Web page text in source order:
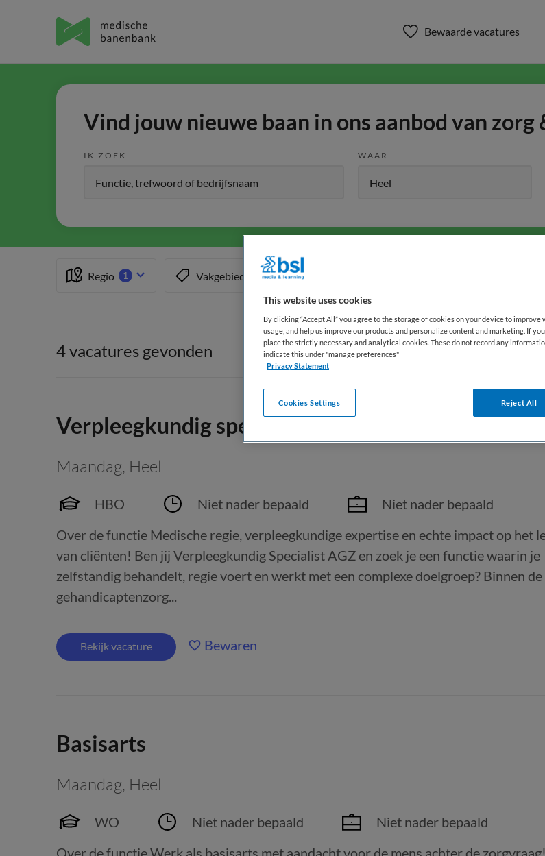
Bewaarde vacatures
Vind jouw nieuwe baan in ons aanbod van
IK ZOEK WAAR
Regio 1 Vakgebied
4 vacatures gevonden
Verpleegkundig specialist
Maandag, Heel
HBO Niet nader bepaald
Niet nader bepaald
Over de functie Medische regie, verpleegkundige expertise en echte impact op het
van cliënten! Ben jij Verpleegkundig Specialist AGZ en zoek je een functie waarin je
zelfstandig behandelt, regie voert en werkt met een complexe doelgroep? Binnen de
gehandicaptenzorg...
Bekijk vacature Bewaren
Basisarts
Maandag, Heel
WO Niet nader bepaald
Niet nader bepaald
Over de functie Werk als basisarts met aandacht voor de mens achter de
This website uses cookies
By clicking “Accept All” you agree to the storage of cookies on your device to
usage, and help us improve our products and personalize content and marketing. If
place the strictly necessary and analytical cookies. These do not record any
indicate this under "manage preferences"
Privacy Statement
Reject All
Cookies Settings